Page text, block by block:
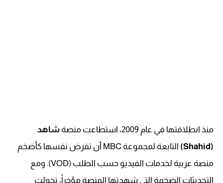
منذ انطلاقتها في عام 2009، استطاعت منصة
شاهد
(Shahid)
التابعة لمجموعة MBC أن تفرض نفسها كأضخم
منصة عربية لخدمات الفيديو حسب الطلب (VOD). ومع
التحديثات الضخمة التي شهدتها المنصة مؤخراً، تحولت